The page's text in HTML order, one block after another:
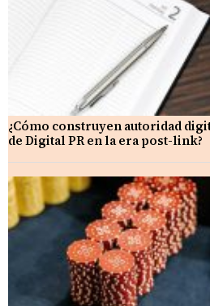
¿Cómo construyen autoridad
de Digital PR en la era post-link?